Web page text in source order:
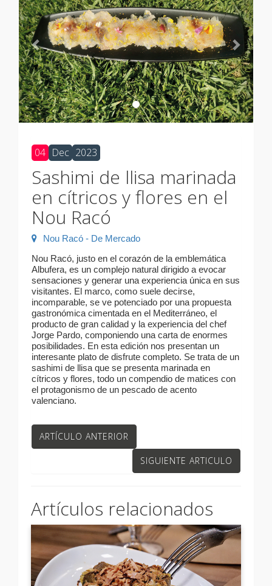
04 Dec 2023
Sashimi de llisa marinada
en cítricos y flores en el
Nou Racó
Nou Racó - De Mercado
Nou Racó, justo en el corazón de la emblemática
Albufera, es un complejo natural dirigido a evocar
sensaciones y generar una experiencia única en sus
visitantes. El marco, como suele decirse,
incomparable, se ve potenciado por una propuesta
gastronómica cimentada en el Mediterráneo, el
producto de gran calidad y la experiencia del chef
Jorge Pardo, componiendo una carta de enormes
posibilidades. En esta edición nos presentan un
interesante plato de disfrute completo. Se trata de un
sashimi de llisa que se presenta marinada en
cítricos y flores, todo un compendio de matices con
el protagonismo de un pescado de acento
valenciano.
ARTÍCULO ANTERIOR
SIGUIENTE ARTICULO
Artículos relacionados